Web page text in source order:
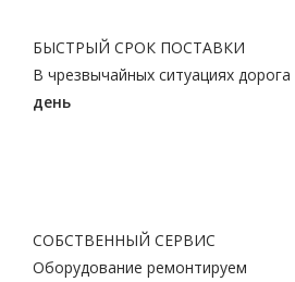
БЫСТРЫЙ СРОК ПОСТАВКИ
В чрезвычайных ситуациях дорога
день
СОБСТВЕННЫЙ СЕРВИС
Оборудование ремонтируем